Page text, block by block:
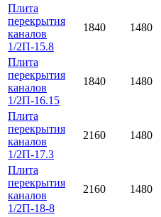
Плита
перекрытия
каналов
1/2П-15.8
1840 1480
Плита
перекрытия
каналов
1/2П-16.15
1840 1480
Плита
перекрытия
каналов
1/2П-17.3
2160 1480
Плита
перекрытия
каналов
1/2П-18-8
2160 1480